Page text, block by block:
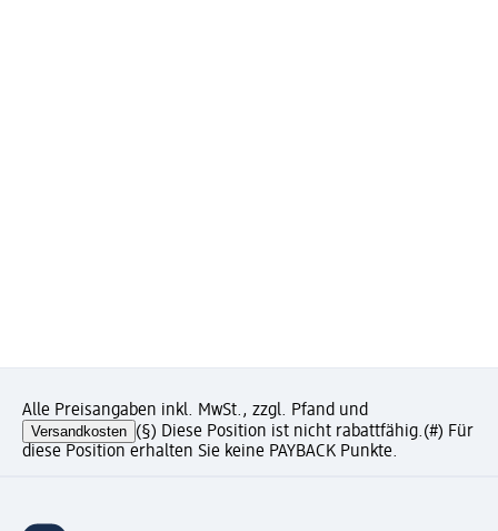
Alle Preisangaben inkl. MwSt., zzgl. Pfand und
Versandkosten (§) Diese Position ist nicht rabattfähig.(#) Für
diese Position erhalten Sie keine PAYBACK Punkte.